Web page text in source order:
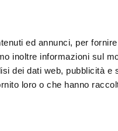
ed annunci, per
inoltre informazioni sul
dei dati web, pubblicità e
loro o che hanno
NETWORK